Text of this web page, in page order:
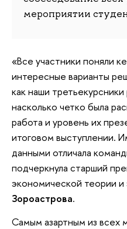
мероприятии
«Все участники поняли
интересные варианты
как наши
насколько четко была
работа и уровень их
итоговом выступлении.
данными отличала
подчеркнула старший
экономической теории
Зороастрова.
Самым азартным из всех